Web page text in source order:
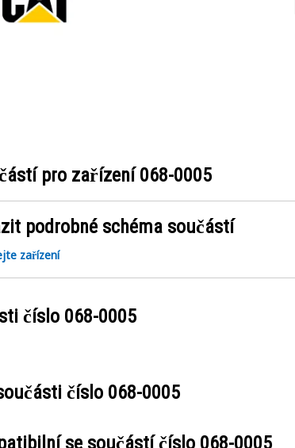
pro zařízení068-0005
podrobné schéma součástí
zařízení
číslo 068-0005
číslo 068-0005
se součástí číslo 068-0005